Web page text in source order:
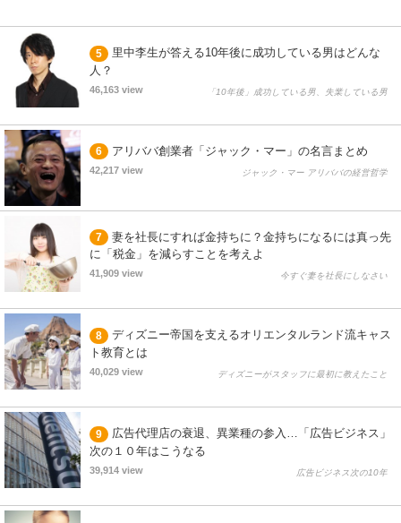
5
里中李生が答える10年後に成功している男はどんな
人？
46,163 view 「10年後」成功している男、失業している男
6 アリババ創業者「ジャック・マー」の名言まとめ
42,217 view ジャック・マー アリババの経営哲学
7
妻を社長にすれば金持ちに？金持ちになるには真っ先
に「税金」を減らすことを考えよ
41,909 view 今すぐ妻を社長にしなさい
8
ディズニー帝国を支えるオリエンタルランド流キャス
ト教育とは
40,029 view ディズニーがスタッフに最初に教えたこと
9
広告代理店の衰退、異業種の参入…「広告ビジネス」
次の１０年はこうなる
39,914 view 広告ビジネス次の10年